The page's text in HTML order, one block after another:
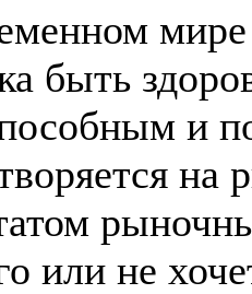
мире
быть
и
на
или не